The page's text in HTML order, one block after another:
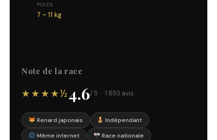
POIDS
7 – 11 kg
Note de la race
★★★★½4.6/ 5 · 1 893 avis
Renard japonais
Indépendant
Mème internet
Race nationale